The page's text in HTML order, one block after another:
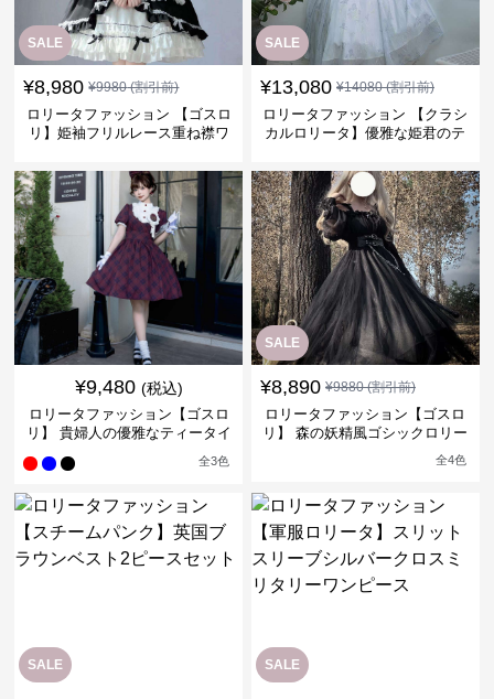
SALE
¥8,980 ¥9980(割引前)
ロリータファッション 【ゴスロ
リ】姫袖フリルレース重ね襟ワ
SALE
¥13,080 ¥14080(割引前)
ロリータファッション 【クラシ
カルロリータ】優雅な姫君のテ
¥9,480 (税込)
ロリータファッション【ゴスロ
リ】 貴婦人の優雅なティータイ
全3色
SALE
¥8,890 ¥9880(割引前)
ロリータファッション【ゴスロ
リ】 森の妖精風ゴシックロリー
全4色
SALE SALE